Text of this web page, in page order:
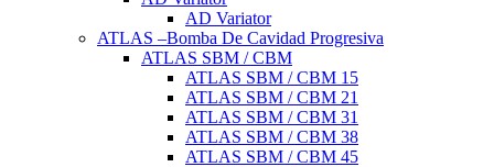
AD Variator
ATLAS –Bomba De Cavidad Progresiva
ATLAS SBM / CBM
ATLAS SBM / CBM 15
ATLAS SBM / CBM 21
ATLAS SBM / CBM 31
ATLAS SBM / CBM 38
ATLAS SBM / CBM 45